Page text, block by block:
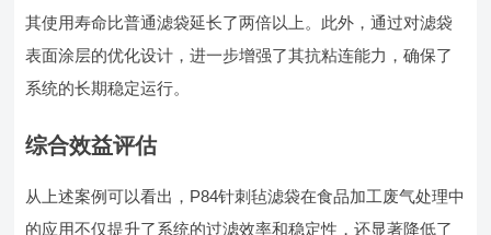
其使用寿命比普通滤袋延长了两倍以上。此外，通过对滤袋
表面涂层的优化设计，进一步增强了其抗粘连能力，确保了
系统的长期稳定运行。
综合效益评估
从上述案例可以看出，P84针刺毡滤袋在食品加工废气处理中
的应用不仅提升了系统的过滤效率和稳定性，还显著降低了